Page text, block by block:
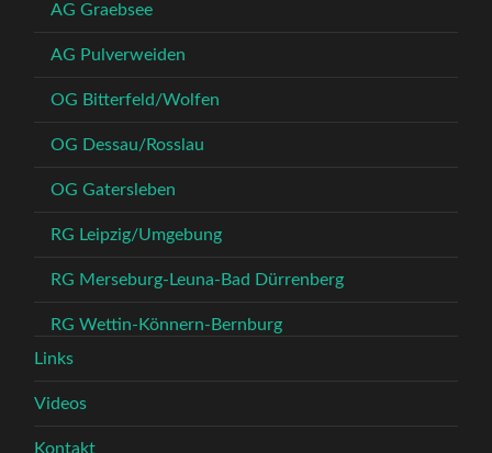
AG Graebsee
AG Pulverweiden
OG Bitterfeld/Wolfen
OG Dessau/Rosslau
OG Gatersleben
RG Leipzig/Umgebung
RG Merseburg-Leuna-Bad Dürrenberg
RG Wettin-Könnern-Bernburg
Links
Videos
Kontakt